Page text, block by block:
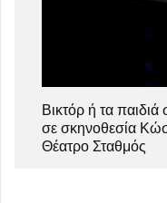
Βικτόρ ή τα
σε σκηνοθεσία
Θέατρο Σταθμός